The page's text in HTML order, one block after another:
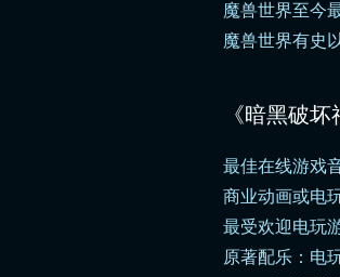
魔兽世界至今
魔兽世界有史
《暗黑破
最佳在线游戏
商业动画或电
最受欢迎电玩
原著配乐：电